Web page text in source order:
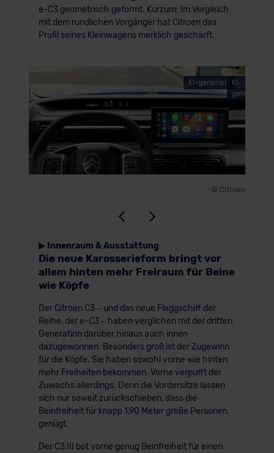
e-C3 geometrisch geformt. Kurzum: Im Vergleich
mit dem rundlichen Vorgänger hat Citroen das
Profil seines Kleinwagens merklich geschärft.
KI-generiert
© Citroen
KI-
generiert
▶ Innenraum & Ausstattung
Die neue Karosserieform bringt vor
allem hinten mehr Freiraum für Beine
wie Köpfe
Der Citroen C3 – und das neue Flaggschiff der
Reihe, der e-C3 – haben verglichen mit der dritten
Generation darüber hinaus auch innen
dazugewonnen. Besonders groß ist der Zugewinn
für die Köpfe. Sie haben sowohl vorne wie hinten
mehr Freiheiten bekommen. Vorne verpufft der
Zuwachs allerdings. Denn die Vordersitze lassen
sich nur soweit zurückschieben, dass die
Beinfreiheit für knapp 1,90 Meter große Personen
genügt.
Der C3 III bot vorne genug Beinfreiheit für einen